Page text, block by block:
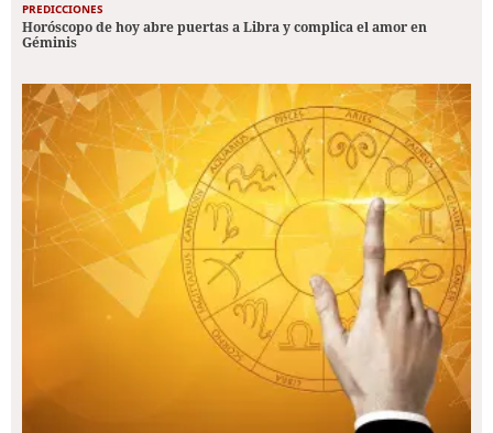
PREDICCIONES
Horóscopo de hoy abre puertas a Libra y complica el amor en
Géminis